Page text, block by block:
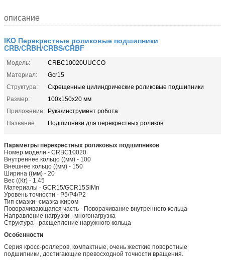
описание
IKO Перекрестные роликовые подшипники
CRB/CRBH/CRBS/CRBF
Модель:
CRBC10020UUCCO
Материал:
Gcr15
Структура:
Скрещенные цилиндрические роликовые подшипники
Размер:
100x150x20 мм
Приложение: Рука/инструмент робота
Название:
Подшипники для перекрестных роликов
Параметры перекрестных роликовых подшипников
Номер модели - CRBC10020
Внутреннее кольцо ((мм) - 100
Внешнее кольцо ((мм) - 150
Ширина ((мм) - 20
Вес ((Кг) - 1.45
Материалы - GCR15/GCR15SiMn
Уровень точности - P5/P4/P2
Тип смазки- смазка жиром
Поворачивающаяся часть - Поворачивание внутреннего кольца
Направление нагрузки - многонагрузка
Структура - расщепление наружного кольца
Особенности
Серия кросс-роллеров, компактные, очень жесткие поворотные
подшипники, достигающие превосходной точности вращения.